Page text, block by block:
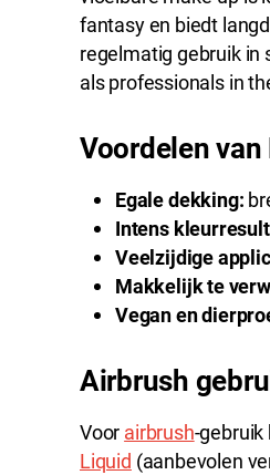
fantasy en biedt
regelmatig gebruik in
als professionals in
Voordelen
Egale dekking:
Intens
Veelzijdige
Makkelijk te
Vegan en
Airbrush
Voor airbrush-
Liquid (aanbevolen